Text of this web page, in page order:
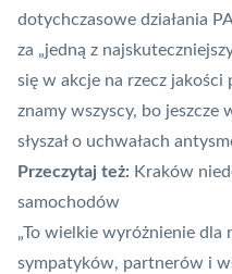
dotychczasowe działania
za „jedną z
się w akcje na rzecz
znamy wszyscy, bo jeszcze
słyszał o uchwałach
Przeczytaj też: Kraków
samochodów
„To wielkie wyróżnienie dla
sympatyków, partnerów i